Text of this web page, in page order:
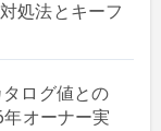
処法とキーフ
ログ値との
オーナー実